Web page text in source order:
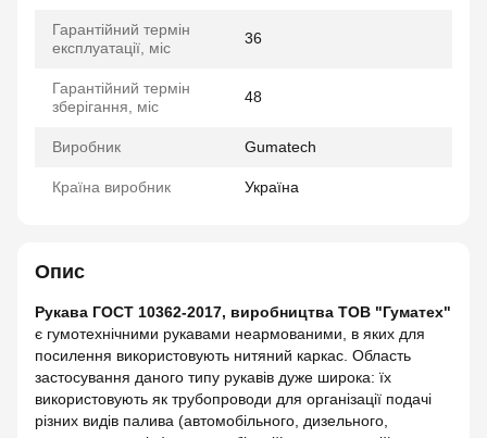
Гарантійний термін
експлуатації, міс
36
Гарантійний термін
зберігання, міс
48
Виробник Gumatech
Країна виробник Україна
Опис
Рукава ГОСТ 10362-2017, виробництва ТОВ "Гуматех"
є гумотехнічними рукавами неармованими, в яких для
посилення використовують нитяний каркас. Область
застосування даного типу рукавів дуже широка: їх
використовують як трубопроводи для організації подачі
різних видів палива (автомобільного, дизельного,